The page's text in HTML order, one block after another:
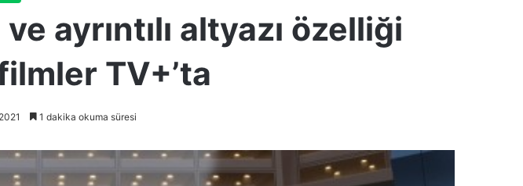
ayrıntılı altyazı özelliği
TV+’ta
1 dakika okuma süresi